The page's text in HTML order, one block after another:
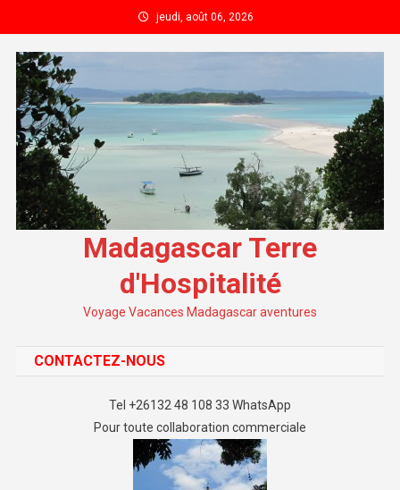
jeudi, août 06, 2026
Madagascar Terre
d'Hospitalité
Voyage Vacances Madagascar aventures
CONTACTEZ-NOUS
Tel +26132 48 108 33 WhatsApp
Pour toute collaboration commerciale